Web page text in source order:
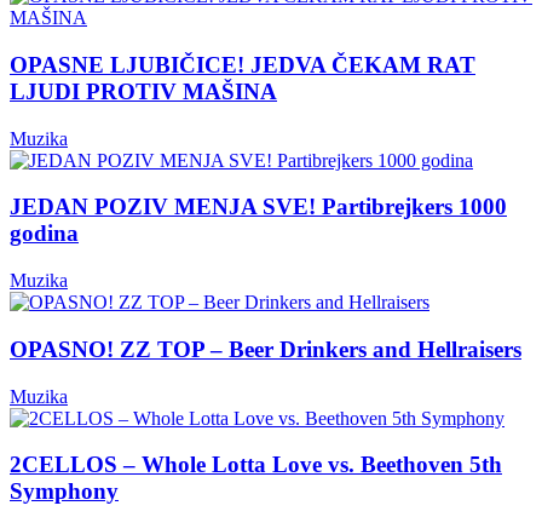
OPASNE LJUBIČICE! JEDVA ČEKAM RAT
LJUDI PROTIV MAŠINA
Muzika
JEDAN POZIV MENJA SVE! Partibrejkers 1000
godina
Muzika
OPASNO! ZZ TOP – Beer Drinkers and Hellraisers
Muzika
2CELLOS – Whole Lotta Love vs. Beethoven 5th
Symphony